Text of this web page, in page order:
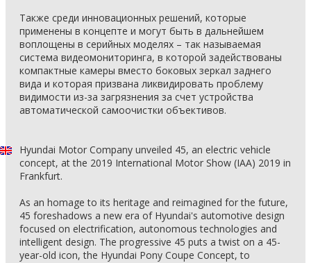
Также среди инновационных решений, которые
применены в концепте и могут быть в дальнейшем
воплощены в серийных моделях – так называемая
система видеомониторинга, в которой задействованы
компактные камеры вместо боковых зеркал заднего
вида и которая призвана ликвидировать проблему
видимости из-за загрязнения за счет устройства
автоматической самоочистки объективов.
Hyundai Motor Company unveiled 45, an electric vehicle
concept, at the 2019 International Motor Show (IAA) 2019 in
Frankfurt.
As an homage to its heritage and reimagined for the future,
45 foreshadows a new era of Hyundai's automotive design
focused on electrification, autonomous technologies and
intelligent design. The progressive 45 puts a twist on a 45-
year-old icon, the Hyundai Pony Coupe Concept, to